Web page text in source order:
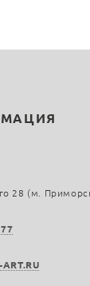
28 (м.